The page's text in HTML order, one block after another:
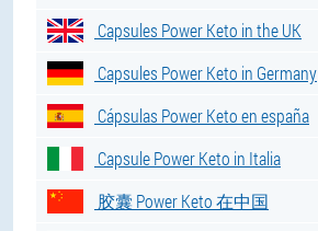
Capsules Power Keto in the UK
Capsules Power Keto in Germany
Cápsulas Power Keto en españa
Capsule Power Keto in Italia
胶囊 Power Keto 在中国